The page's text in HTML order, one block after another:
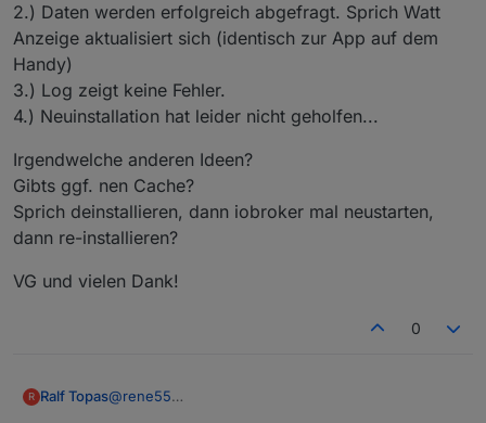
2.) Daten werden erfolgreich abgefragt. Sprich Watt
Anzeige aktualisiert sich (identisch zur App auf dem
Handy)
3.) Log zeigt keine Fehler.
4.) Neuinstallation hat leider nicht geholfen...
Irgendwelche anderen Ideen?
Gibts ggf. nen Cache?
Sprich deinstallieren, dann iobroker mal neustarten,
dann re-installieren?
VG und vielen Dank!
0
R Ralf Topas@rene55